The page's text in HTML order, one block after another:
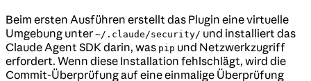
Beim ersten Ausführen erstellt das Plugin eine virtuelle
Umgebung unter ~/.claude/security/ und installiert das
Claude Agent SDK darin, was pip und Netzwerkzugriff
erfordert. Wenn diese Installation fehlschlägt, wird die
Commit-Überprüfung auf eine einmalige Überprüfung